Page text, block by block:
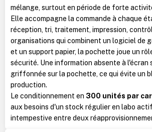
mélange, surtout en période de forte
Elle accompagne la commande à chaque
réception, tri, traitement, impression,
organisations qui combinent un logiciel de
et un support papier, la pochette joue un
sécurité. Une information absente à l'écran
griffonnée sur la pochette, ce qui évite un
production.
Le conditionnement en 300 unités par
aux besoins d'un stock régulier en labo
intempestive entre deux